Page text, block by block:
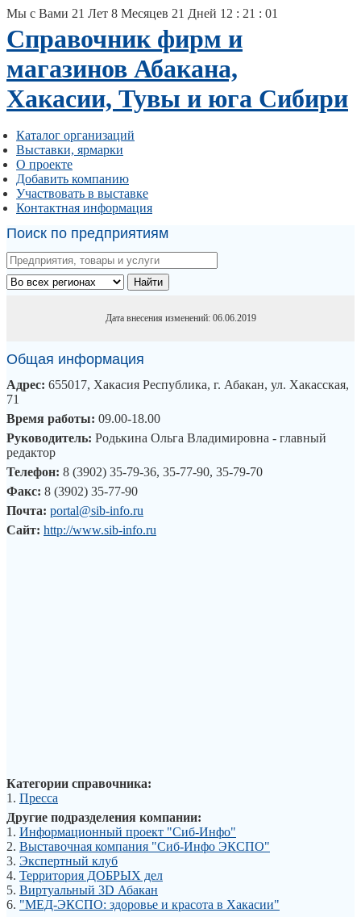
Мы с Вами 21 Лет 8 Месяцев 21 Дней 12 : 21 : 01
Справочник фирм и
магазинов Абакана,
Хакасии, Тувы и юга Сибири
Каталог организаций
Выставки, ярмарки
О проекте
Добавить компанию
Участвовать в выставке
Контактная информация
Поиск по предприятиям
Найти
Дата внесения изменений: 06.06.2019
Общая информация
Адрес: 655017, Хакасия Республика, г. Абакан, ул. Хакасская,
71
Время работы: 09.00-18.00
Руководитель: Родькина Ольга Владимировна - главный
редактор
Телефон: 8 (3902) 35-79-36, 35-77-90, 35-79-70
Факс: 8 (3902) 35-77-90
Почта: portal@sib-info.ru
Сайт: http://www.sib-info.ru
Категории справочника:
1. Пресса
Другие подразделения компании:
1. Информационный проект "Сиб-Инфо"
2. Выставочная компания "Сиб-Инфо ЭКСПО"
3. Экспертный клуб
4. Территория ДОБРЫХ дел
5. Виртуальный 3D Абакан
6. "МЕД-ЭКСПО: здоровье и красота в Хакасии"